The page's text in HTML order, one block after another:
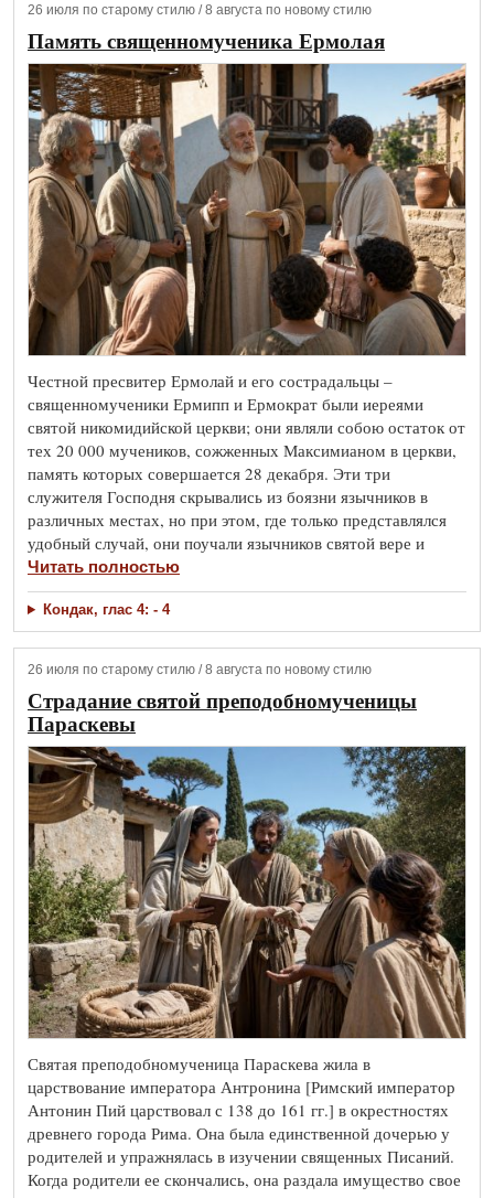
26 июля по старому стилю / 8 августа по новому стилю
Память священномученика Ермолая
Честной пресвитер Ермолай и его сострадальцы –
священномученики Ермипп и Ермократ были иереями
святой никомидийской церкви; они являли собою остаток от
тех 20 000 мучеников, сожженных Максимианом в церкви,
память которых совершается 28 декабря. Эти три
служителя Господня скрывались из боязни язычников в
различных местах, но при этом, где только представлялся
удобный случай, они поучали язычников святой вере и
Читать полностью
Кондак, глас 4: - 4
26 июля по старому стилю / 8 августа по новому стилю
Страдание святой преподобномученицы
Параскевы
Святая преподобномученица Параскева жила в
царствование императора Антронина [Римский император
Антонин Пий царствовал с 138 до 161 гг.] в окрестностях
древнего города Рима. Она была единственной дочерью у
родителей и упражнялась в изучении священных Писаний.
Когда родители ее скончались, она раздала имущество свое